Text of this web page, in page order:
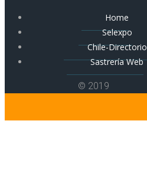
Home
Selexpo
Chile-Directorio
Sastrería Web
© 2019